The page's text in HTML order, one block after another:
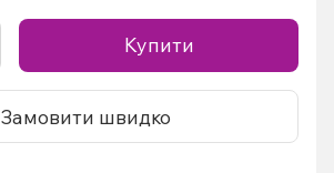
Купити
Замовити швидко